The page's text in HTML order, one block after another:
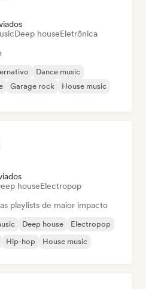
Deep houseEletrônica
Dance music
Garage rock
House music
houseElectropop
playlists de maior impacto
Deep house
Electropop
Hip-hop House music